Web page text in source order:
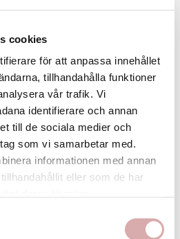
cookies
för att anpassa innehållet
tillhandahålla funktioner
vår trafik. Vi
identifierare och annan
till de sociala medier och
som vi samarbetar med.
informationen med annan
eller som de har